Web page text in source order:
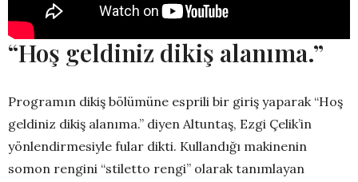
“Hoş geldiniz dikiş alanıma.”
Programın dikiş bölümüne esprili bir giriş yaparak “Hoş
geldiniz dikiş alanıma.” diyen Altuntaş, Ezgi Çelik’in
yönlendirmesiyle fular dikti. Kullandığı makinenin
somon rengini “stiletto rengi” olarak tanımlayan